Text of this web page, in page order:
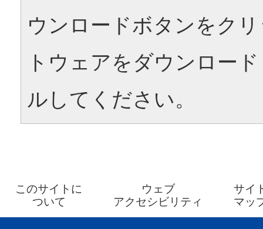
ウンロードボタンをク
トウェアをダウンロー
ルしてください。
このサイトに
ついて
ウェブ
アクセシビリティ
サイ
マッ